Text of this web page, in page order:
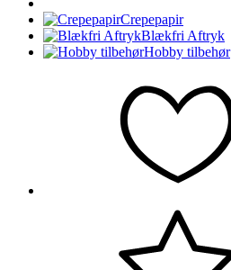
Crepepapir
Blækfri Aftryk
Hobby tilbehør